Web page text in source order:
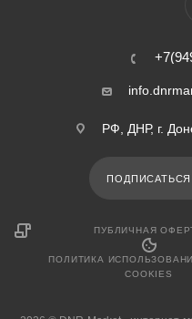
РФ, ДНР, г.
ПУБЛИЧНАЯ
ПОЛИТИКА
COOKIES